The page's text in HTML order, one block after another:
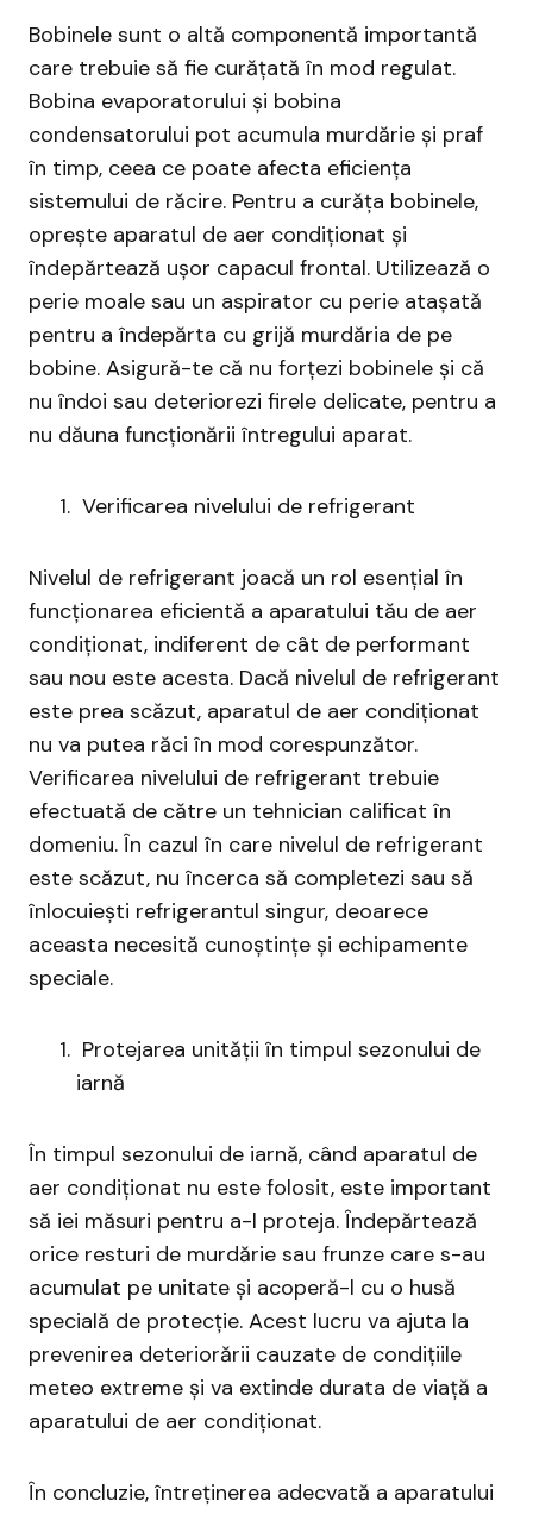
Bobinele sunt o altă componentă importantă
care trebuie să fie curățată în mod regulat.
Bobina evaporatorului și bobina
condensatorului pot acumula murdărie și praf
în timp, ceea ce poate afecta eficiența
sistemului de răcire. Pentru a curăța bobinele,
oprește aparatul de aer condiționat și
îndepărtează ușor capacul frontal. Utilizează o
perie moale sau un aspirator cu perie atașată
pentru a îndepărta cu grijă murdăria de pe
bobine. Asigură-te că nu forțezi bobinele și că
nu îndoi sau deteriorezi firele delicate, pentru a
nu dăuna funcționării întregului aparat.
Verificarea nivelului de refrigerant
Nivelul de refrigerant joacă un rol esențial în
funcționarea eficientă a aparatului tău de aer
condiționat, indiferent de cât de performant
sau nou este acesta. Dacă nivelul de refrigerant
este prea scăzut, aparatul de aer condiționat
nu va putea răci în mod corespunzător.
Verificarea nivelului de refrigerant trebuie
efectuată de către un tehnician calificat în
domeniu. În cazul în care nivelul de refrigerant
este scăzut, nu încerca să completezi sau să
înlocuiești refrigerantul singur, deoarece
aceasta necesită cunoștințe și echipamente
speciale.
Protejarea unității în timpul sezonului de
iarnă
În timpul sezonului de iarnă, când aparatul de
aer condiționat nu este folosit, este important
să iei măsuri pentru a-l proteja. Îndepărtează
orice resturi de murdărie sau frunze care s-au
acumulat pe unitate și acoperă-l cu o husă
specială de protecție. Acest lucru va ajuta la
prevenirea deteriorării cauzate de condițiile
meteo extreme și va extinde durata de viață a
aparatului de aer condiționat.
În concluzie, întreținerea adecvată a aparatului